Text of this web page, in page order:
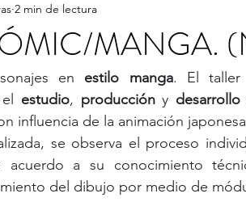
MANGA.
2 min de lectura
en estilo manga. El taller
estudio, producción y desarrollo
influencia de la animación
se observa el proceso
acuerdo a su conocimiento
del dibujo por medio de